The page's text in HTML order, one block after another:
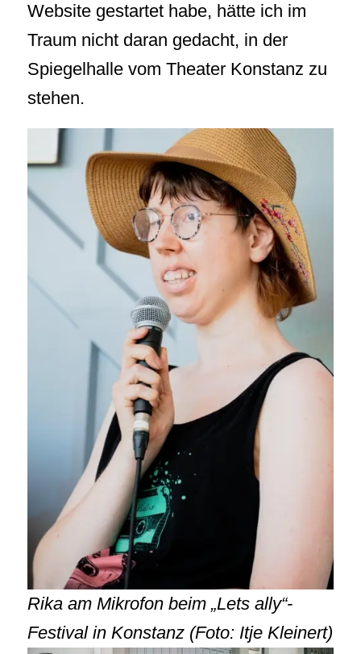
Website gestartet habe, hätte ich im
Traum nicht daran gedacht, in der
Spiegelhalle vom Theater Konstanz zu
stehen.
Rika am Mikrofon beim „Lets ally“-
Festival in Konstanz (Foto: Itje Kleinert)